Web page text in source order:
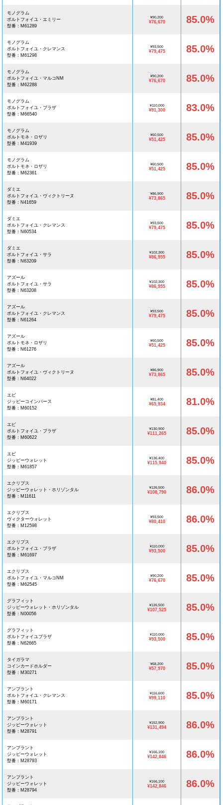
モノグラム
ポルトフォイユ・エミリー
型番：M61289
¥90,200
¥76,670 85.0%
モノグラム
ポルトフォイユ・クレマンス
型番：M61298
¥93,500
¥79,475 85.0%
モノグラム
ポルトフォイユ・マルコNM
型番：M62288
¥90,200
¥76,670 85.0%
モノグラム
ポルトフォイユ・ブラザ
型番：M66540
¥110,000
¥91,300 83.0%
モノグラム
ポルトモネ・ロザリ
型番：M41939
¥60,500
¥51,425 85.0%
モノグラム
ポルトモネ・ロザリ
型番：M62361
¥60,500
¥51,425 85.0%
ダミエ
ポルトフォイユ・ヴィクトリーヌ
型番：N41659
¥86,900
¥73,865 85.0%
ダミエ
ポルトフォイユ・クレマンス
型番：N60534
¥93,500
¥79,475 85.0%
ダミエ
ポルトフォイユ・サラ
型番：N63209
¥102,300
¥86,955 85.0%
アズール
ポルトフォイユ・サラ
型番：N63208
¥102,300
¥86,955 85.0%
アズール
ポルトフォイユ・クレマンス
型番：N61264
¥93,500
¥79,475 85.0%
アズール
ポルトモネ・ロザリ
型番：N61276
¥60,500
¥51,425 85.0%
アズール
ポルトフォイユ・ヴィクトリーヌ
型番：N64022
¥86,900
¥73,865 85.0%
エピ
ジッピーコインパース
型番：M60152
¥81,400
¥65,934 81.0%
エピ
ポルトフォイユ・ブラザ
型番：M60622
¥130,900
¥111,265 85.0%
エピ
ジッピーウォレット
型番：M61857
¥136,400
¥115,940 85.0%
エクリプス
ジッピーウォレット・ホリゾンタル
型番：M11611
¥126,500
¥108,790 86.0%
エクリプス
ヴィクターウォレット
型番：M12598
¥93,500
¥80,410 86.0%
エクリプス
ポルトフォイユ・ブラザ
型番：M61697
¥110,000
¥93,500 85.0%
エクリプス
ポルトフォイユ・マルコNM
型番：M62545
¥90,200
¥76,670 85.0%
グラフィット
ジッピーウォレット・ホリゾンタル
型番：N00056
¥126,500
¥107,525 85.0%
グラフィット
ポルトフォイユブラザ
型番：N62665
¥110,000
¥93,500 85.0%
タイガラマ
コインカードホルダー
型番：M30271
¥68,200
¥57,970 85.0%
アンプラント
ポルトフォイユ・クレマンス
型番：M60171
¥116,600
¥99,110 85.0%
アンプラント
ジッピーウォレット
型番：M28791
¥152,900
¥131,494 86.0%
アンプラント
ジッピーウォレット
型番：M28793
¥166,100
¥142,846 86.0%
アンプラント
ジッピーウォレット
型番：M28794
¥166,100
¥142,846 86.0%